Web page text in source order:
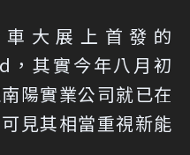
大展上首發的
其實今年八月初
陽實業公司就已在
見其相當重視新能